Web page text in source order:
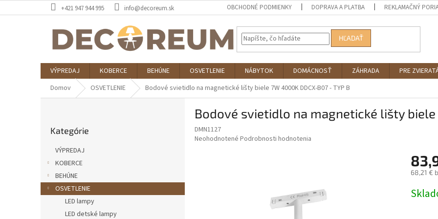
na
+421 947 944 995 info@decoreum.sk OBCHODNÉ PODMIENKY DOPRAVA A PLATBA REKLAMAČNÝ
HĽADAŤ
VÝPREDAJ KOBERCE BEHÚNE OSVETLENIE NÁBYTOK DOMÁCNOSŤ ZÁHRADA
PRE
Domov
OSVETLENIE Bodové svietidlo na magnetické lišty biele 7W 4000K DDCX-B07 - TYP B
kategórie
Kategórie
VÝPREDAJ
KOBERCE
BEHÚNE
OSVETLENIE
LED lampy
LED detské lampy
Bodové svietidlo na magnetické lišty biele
DMN1127
Priemerné
Neohodnotené Podrobnosti hodnotenia
68,21 €
cena: